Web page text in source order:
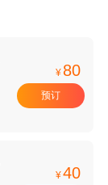
¥ 80
预订
¥40